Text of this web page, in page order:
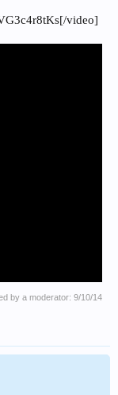
video]
by a moderator: 9/10/14